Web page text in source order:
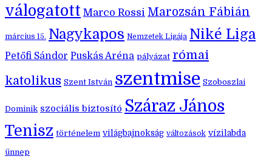
válogatott Marco Rossi Marozsán Fábián
március 15. Nagykapos Nemzetek Ligája Niké Liga
Petőfi Sándor Puskás Aréna pályázat római
katolikus Szent István szentmise Szoboszlai
Dominik szociális biztosító Száraz János
Tenisz történelem világbajnokság változások vízilabda
ünnep